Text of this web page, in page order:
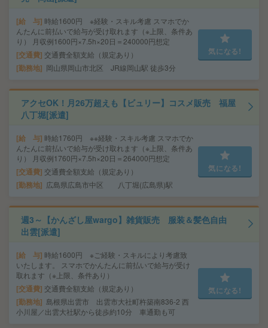
給 与 時給1600円 ※経験・スキル考慮 スマホでか
んたんに前払いで給与が受け取れます（※上限、条件あ
り） 月収例1600円×7.5h×20日＝240000円想定
交通費 交通費全額支給（規定あり）
勤務地 岡山県岡山市北区 JR線岡山駅 徒歩3分
気になる!
アクセOK！月26万超えも【ビュリー】コスメ販売 福屋
八丁堀[派遣]
給 与 時給1760円 ※※経験・スキル考慮 スマホでか
んたんに前払いで給与が受け取れます（※上限、条件あ
り） 月収例1760円×7.5h×20日＝264000円想定
交通費 交通費全額支給（規定あり）
勤務地 広島県広島市中区 八丁堀(広島県)駅
気になる!
週3～【かんざし屋wargo】雑貨販売 服装＆髪色自由
出雲[派遣]
給 与 時給1600円 ※ご経験・スキルにより考慮致
いたします。 スマホでかんたんに前払いで給与が受け
取れます（※上限、条件あり）
交通費 交通費全額支給（規定あり）
勤務地 島根県出雲市 出雲市大社町杵築南836-2 西
小川屋／出雲大社駅から徒歩約10分 車通勤も可
気になる!